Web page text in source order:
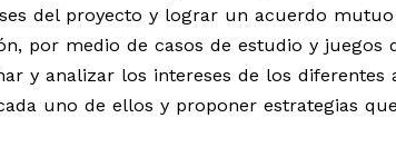
del proyecto y lograr un acuerdo
por medio de casos de estudio y juegos
y analizar los intereses de los
uno de ellos y proponer estrategias